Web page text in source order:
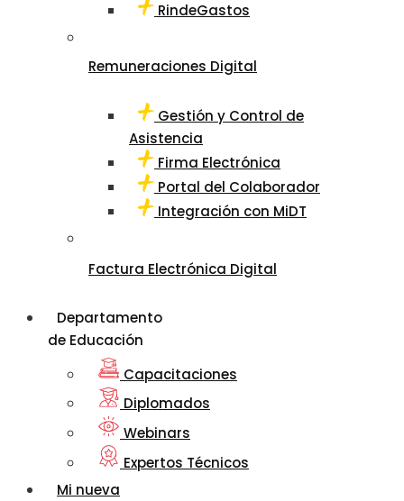
RindeGastos
Remuneraciones Digital
Gestión y Control de
Asistencia
Firma Electrónica
Portal del Colaborador
Integración con MiDT
Factura Electrónica Digital
Departamento
de Educación
Capacitaciones
Diplomados
Webinars
Expertos Técnicos
Mi nueva